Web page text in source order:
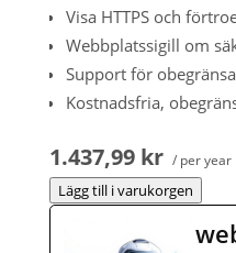
Visa HTTPS och
Webbplatssigill om
Support för
Kostnadsfria,
1.437,99 kr / per year
Lägg till i varukorgen